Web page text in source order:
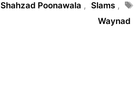
Tags
Shahzad Poonawala , Slams ,
Waynad